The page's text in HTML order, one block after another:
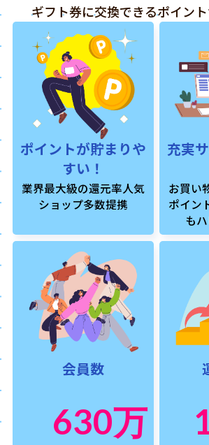
ギフト券に交換できるポイント
ポイントが貯まりや
すい！
業界最大級の還元率人気
ショップ多数提携
充実
お買い
ポイン
も
会員数
630万